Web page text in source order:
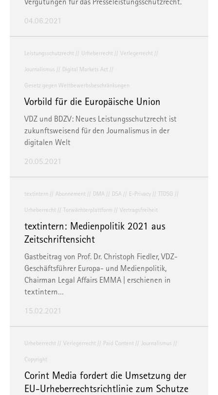
04.06.2021
Leistungsschutzrecht Urheberrecht Verlegerrecht
Journalismus Digital Markets Act
Gesetz gegen Wettbewerbsbeschränkungen
Vorbild für die Europäische Union
VDZ und BDZV: Neues Leistungsschutzrecht ist
zukunftsweisend für den Journalismus in der
digitalen Welt
20.05.2021
textintern Abonnement DMA DSA E-Privacy TTDSG
Urheberrecht Torwächterplattform Vertragsfreiheit
textintern: Medienpolitik 2021 aus
Zeitschriftensicht
Gastbeitrag von Prof. Dr. Christoph Fiedler, VDZ-
Geschäftsführer Europa- und Medienpolitik,
Chairman Legal Affairs EMMA | erschienen in
textintern…
15.02.2021
Urheberrecht Verlegerrecht Paid Content Journalismus
Copyright
Corint Media fordert die Umsetzung der
EU-Urheberrechtsrichtlinie zum Schutze